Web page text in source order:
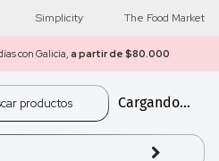
Simplicity The Food Market
con Galicia, a partir de $80.000
Cargando...